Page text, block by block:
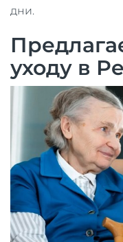
дни.
уходу в